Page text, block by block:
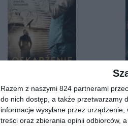
Razem z naszymi 824 partnerami
do nich dostęp, a także przetwarzamy
informacje wysyłane przez
treści oraz zbierania opinii odbiorców,
Oskarżenie
Remigiusz Mróz